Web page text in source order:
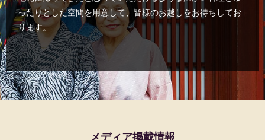
ったりとした空間を用意して、皆様のお越しをお待ちしてお
ります。
メディア掲載情報